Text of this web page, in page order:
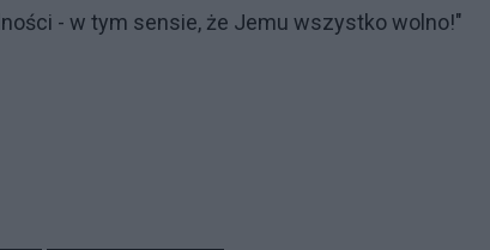
- w tym sensie, że Jemu wszystko wolno!"